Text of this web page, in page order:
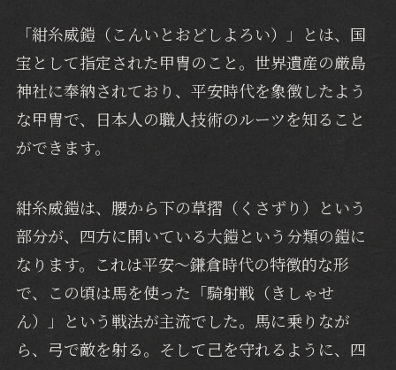
「紺糸威鎧（こんいとおどしよろい）」とは、国
宝として指定された甲冑のこと。世界遺産の厳島
神社に奉納されており、平安時代を象徴したよう
な甲冑で、日本人の職人技術のルーツを知ること
ができます。
紺糸威鎧は、腰から下の草摺（くさずり）という
部分が、四方に開いている大鎧という分類の鎧に
なります。これは平安〜鎌倉時代の特徴的な形
で、この頃は馬を使った「騎射戦（きしゃせ
ん）」という戦法が主流でした。馬に乗りなが
ら、弓で敵を射る。そして己を守れるように、四